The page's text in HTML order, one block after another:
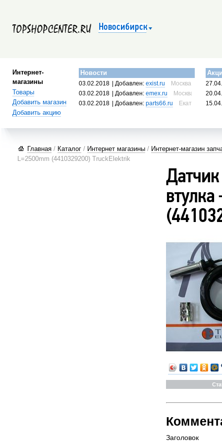
Новосибирск
Интернет-
магазины
Товары
Добавить магазин
Добавить акцию
Новости
03.02.2018 | Добавлен:exist.ru
Москва, Россия
03.02.2018
| Добавлен:emex.ru
Москва, Россия
03.02.2018
| Добавлен:parts66.ru Екатеринбург,
Главная / Каталог / Интернет магазины / Интернет-магазин
L=2500mm (4410329200) TruckElektrik
Заголовок